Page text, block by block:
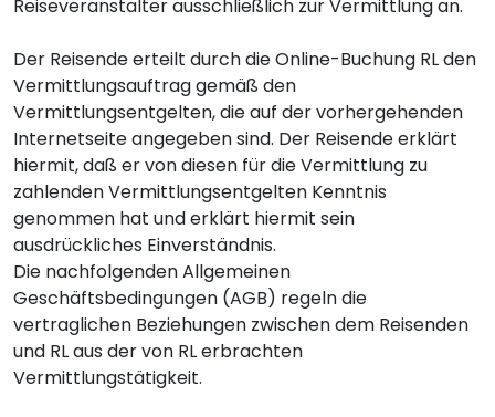
Reiseveranstalter ausschließlich zur Vermittlung an.
Der Reisende erteilt durch die Online-Buchung RL den
Vermittlungsauftrag gemäß den
Vermittlungsentgelten, die auf der vorhergehenden
Internetseite angegeben sind. Der Reisende erklärt
hiermit, daß er von diesen für die Vermittlung zu
zahlenden Vermittlungsentgelten Kenntnis
genommen hat und erklärt hiermit sein
ausdrückliches Einverständnis.
Die nachfolgenden Allgemeinen
Geschäftsbedingungen (AGB) regeln die
vertraglichen Beziehungen zwischen dem Reisenden
und RL aus der von RL erbrachten
Vermittlungstätigkeit.